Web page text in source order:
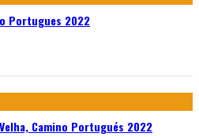
Portugues 2022
Camino Portugués 2022